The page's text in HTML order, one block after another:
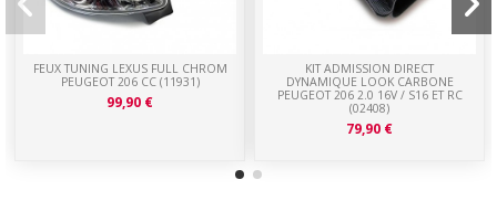
FEUX TUNING LEXUS FULL CHROM
PEUGEOT 206 CC (11931)
99,90 €
KIT ADMISSION DIRECT
DYNAMIQUE LOOK CARBONE
PEUGEOT 206 2.0 16V / S16 ET RC
(02408)
79,90 €